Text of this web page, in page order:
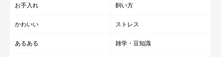
お手入れ 飼い方
かわいい ストレス
あるある 雑学・豆知識